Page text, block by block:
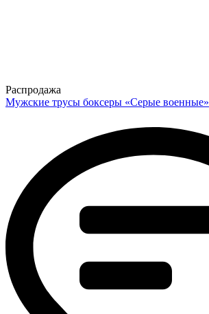
Распродажа
Мужские трусы боксеры «Серые военные»